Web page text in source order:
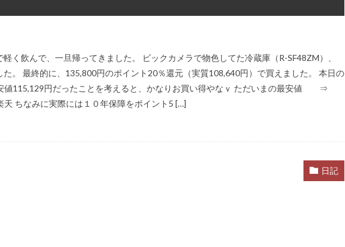
く飲んで、一旦帰ってきました。 ビックカメラで物色してた冷蔵庫（R-SF48ZM）、
。 最終的に、135,800円のポイント20％還元（実質108,640円）で買えました。 本日の
値115,129円だったことを考えると、かなりお買い得やなｖ ただいまの最安値 ⇒
みに実際には１０年保障をポイント5 […]
日記